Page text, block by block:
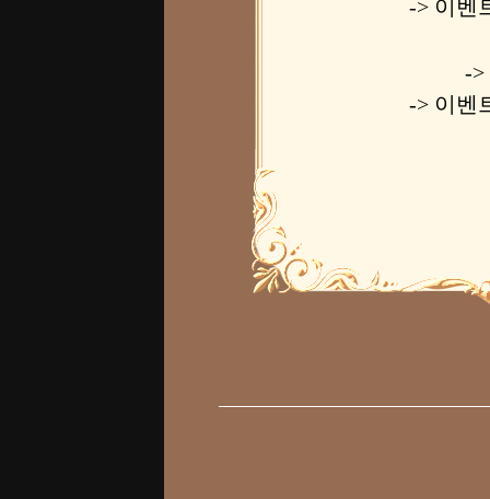
-> 이벤
->
-> 이벤